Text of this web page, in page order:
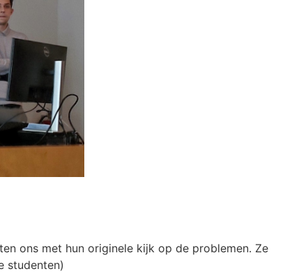
ons met hun originele kijk op de problemen. Ze
studenten)